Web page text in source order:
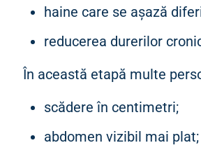
haine care se așază
reducerea durerilor
În această etapă multe
scădere în centimetri;
abdomen vizibil mai plat;